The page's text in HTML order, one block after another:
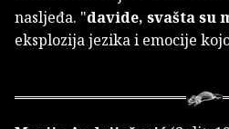
nasljeđa. "davide, svašta su
eksplozija jezika i emocije